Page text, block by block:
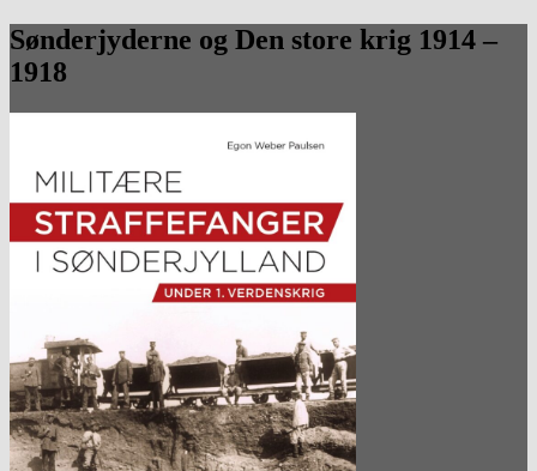
Sønderjyderne og Den store krig 1914 –
1918